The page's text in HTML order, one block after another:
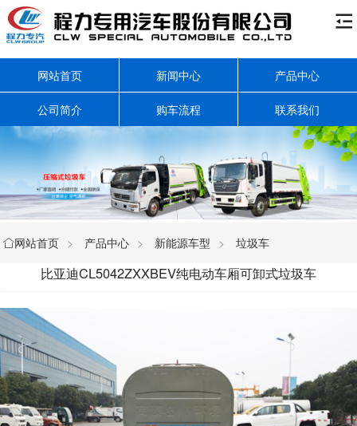

网站首页 新闻中心 产品中心
公司简介 购车流程 联系我们
网站首页 > 产品中心 > 新能源车型 > 垃圾车
比亚迪CL5042ZXXBEV纯电动车厢可卸式垃圾车